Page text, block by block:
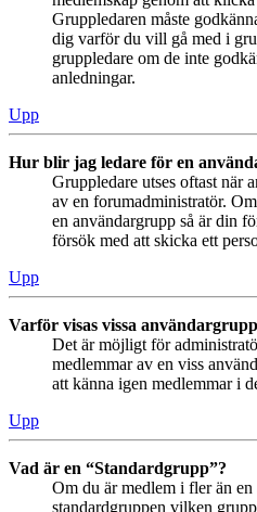
Gruppledaren måste
dig varför du vill gå med i
gruppledare om de inte
anledningar.
Upp
Hur blir jag ledare för en
Gruppledare utses oftast när
av en forumadministratör.
en användargrupp så är din
försök med att skicka ett
Upp
Varför visas vissa
Det är möjligt för
medlemmar av en viss
att känna igen medlemmar i
Upp
Vad är en “Standardgrupp”?
Om du är medlem i fler än en
standardgruppen vilken